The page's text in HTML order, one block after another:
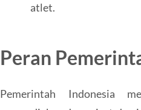
atlet.
Peran
Pemerintah Indonesia